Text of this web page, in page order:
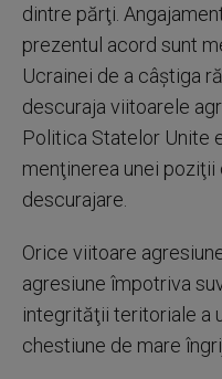
dintre părţi.
prezentul acord sunt
Ucrainei de a câştiga
descuraja viitoarele
Politica Statelor Unite
menţinerea unei
descurajare.
Orice viitoare
agresiune împotriva
integrităţii teritoriale a
chestiune de mare